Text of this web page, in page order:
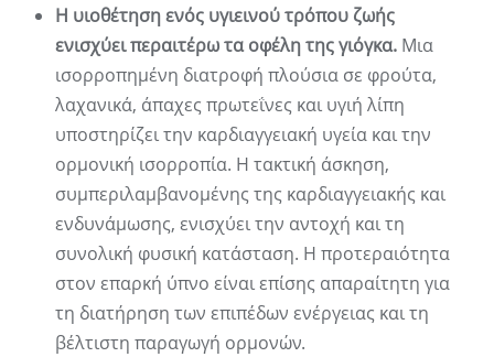
Η υιοθέτηση ενός υγιεινού τρόπου ζωής
ενισχύει περαιτέρω τα οφέλη της γιόγκα. Μια
ισορροπημένη διατροφή πλούσια σε φρούτα,
λαχανικά, άπαχες πρωτεΐνες και υγιή λίπη
υποστηρίζει την καρδιαγγειακή υγεία και την
ορμονική ισορροπία. Η τακτική άσκηση,
συμπεριλαμβανομένης της καρδιαγγειακής και
ενδυνάμωσης, ενισχύει την αντοχή και τη
συνολική φυσική κατάσταση. Η προτεραιότητα
στον επαρκή ύπνο είναι επίσης απαραίτητη για
τη διατήρηση των επιπέδων ενέργειας και τη
βέλτιστη παραγωγή ορμονών.